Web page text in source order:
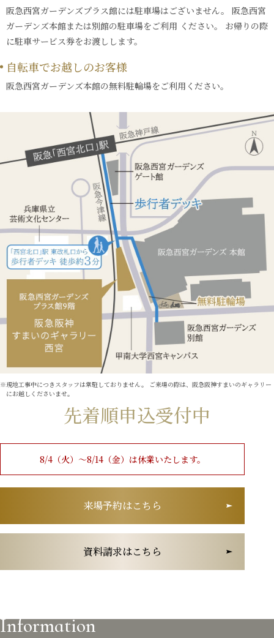
阪急西宮ガーデンズプラス館には駐車場はございません。 阪急西宮
ガーデンズ本館または別館の駐車場をご利用 ください。 お帰りの際
に駐車サービス券をお渡しします。
自転車でお越しのお客様
阪急西宮ガーデンズ本館の無料駐輪場をご利用ください。
現地工事中につきスタッフは常駐しておりません。 ご来場の際は、阪急阪神すまいのギャラリー
にお越しくださいませ。
先着順申込受付中
8/4（火）〜8/14（金）は休業いたします。
来場予約はこちら
資料請求はこちら
Information